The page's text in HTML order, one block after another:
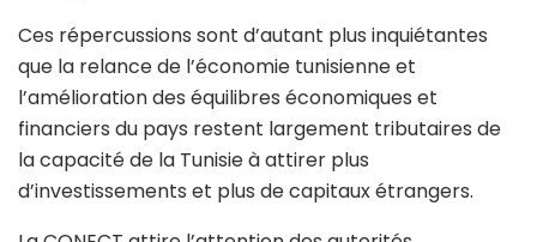
Ces répercussions sont d’autant plus inquiétantes
que la relance de l’économie tunisienne et
l’amélioration des équilibres économiques et
financiers du pays restent largement tributaires de
la capacité de la Tunisie à attirer plus
d’investissements et plus de capitaux étrangers.